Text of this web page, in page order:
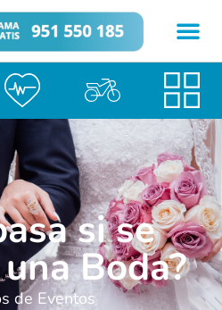
si se
Boda?
de Eventos